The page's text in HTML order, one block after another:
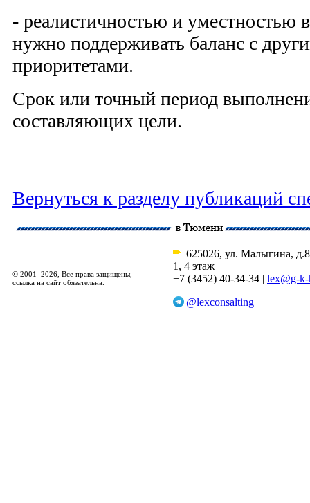
- реалистичностью и уместностью
нужно поддерживать баланс с
приоритетами.
Срок или точный период
составляющих цели.
Вернуться к разделу публикаций
© 2001–2026, Все права защищены,
ссылка на сайт обязательна.
625026, ул. Малыгина,
1, 4 этаж
+7 (3452) 40-34-34 | lex@g-
@lexconsalting